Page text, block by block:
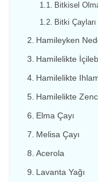
Bitkisel
Bitki
Hamileyken
Hamilelikte
Hamilelikte
Hamilelikte
Elma Çayı
Melisa Çayı
Acerola
Lavanta Yağı